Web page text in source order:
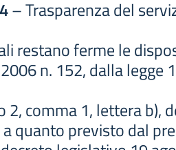
– Trasparenza del
restano ferme le
n. 152, dalla
2, comma 1, lettera
quanto previsto dal